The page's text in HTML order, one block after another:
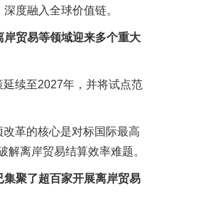
度融入全球价值链。
贸易等领域迎来多个重大
续至2027年，并将试点范
改革的核心是对标国际最高
离岸贸易结算效率难题。
集聚了超百家开展离岸贸易